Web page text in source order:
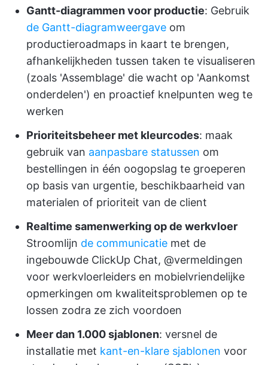
Gantt-diagrammen voor productie: Gebruik
de Gantt-diagramweergave om
productieroadmaps in kaart te brengen,
afhankelijkheden tussen taken te visualiseren
(zoals 'Assemblage' die wacht op 'Aankomst
onderdelen') en proactief knelpunten weg te
werken
Prioriteitsbeheer met kleurcodes: maak
gebruik van aanpasbare statussen om
bestellingen in één oogopslag te groeperen
op basis van urgentie, beschikbaarheid van
materialen of prioriteit van de client
Realtime samenwerking op de werkvloer
Stroomlijn de communicatie met de
ingebouwde ClickUp Chat, @vermeldingen
voor werkvloerleiders en mobielvriendelijke
opmerkingen om kwaliteitsproblemen op te
lossen zodra ze zich voordoen
Meer dan 1.000 sjablonen: versnel de
installatie met kant-en-klare sjablonen voor